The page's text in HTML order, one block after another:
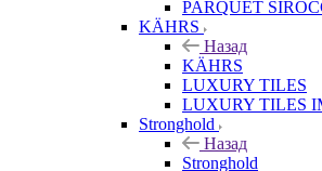
PARQUET
KÄHRS
Назад
KÄHRS
LUXURY TILES
LUXURY TILES
Stronghold
Назад
Stronghold